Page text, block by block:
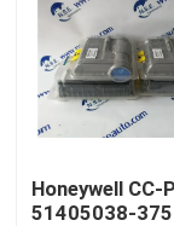
제품
우리 에 관한
Honeywell CC-
51405038-375